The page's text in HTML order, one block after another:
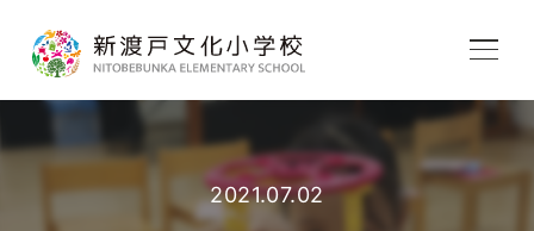
教育内容 2021.07.02